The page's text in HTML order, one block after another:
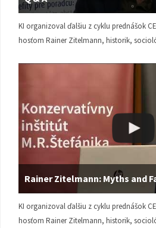
KI organizoval ďalšiu z cyklu prednášok
hosťom Rainer Zitelmann, historik,
Rainer Zitelmann: Myths and
KI organizoval ďalšiu z cyklu prednášok
hosťom Rainer Zitelmann, historik,